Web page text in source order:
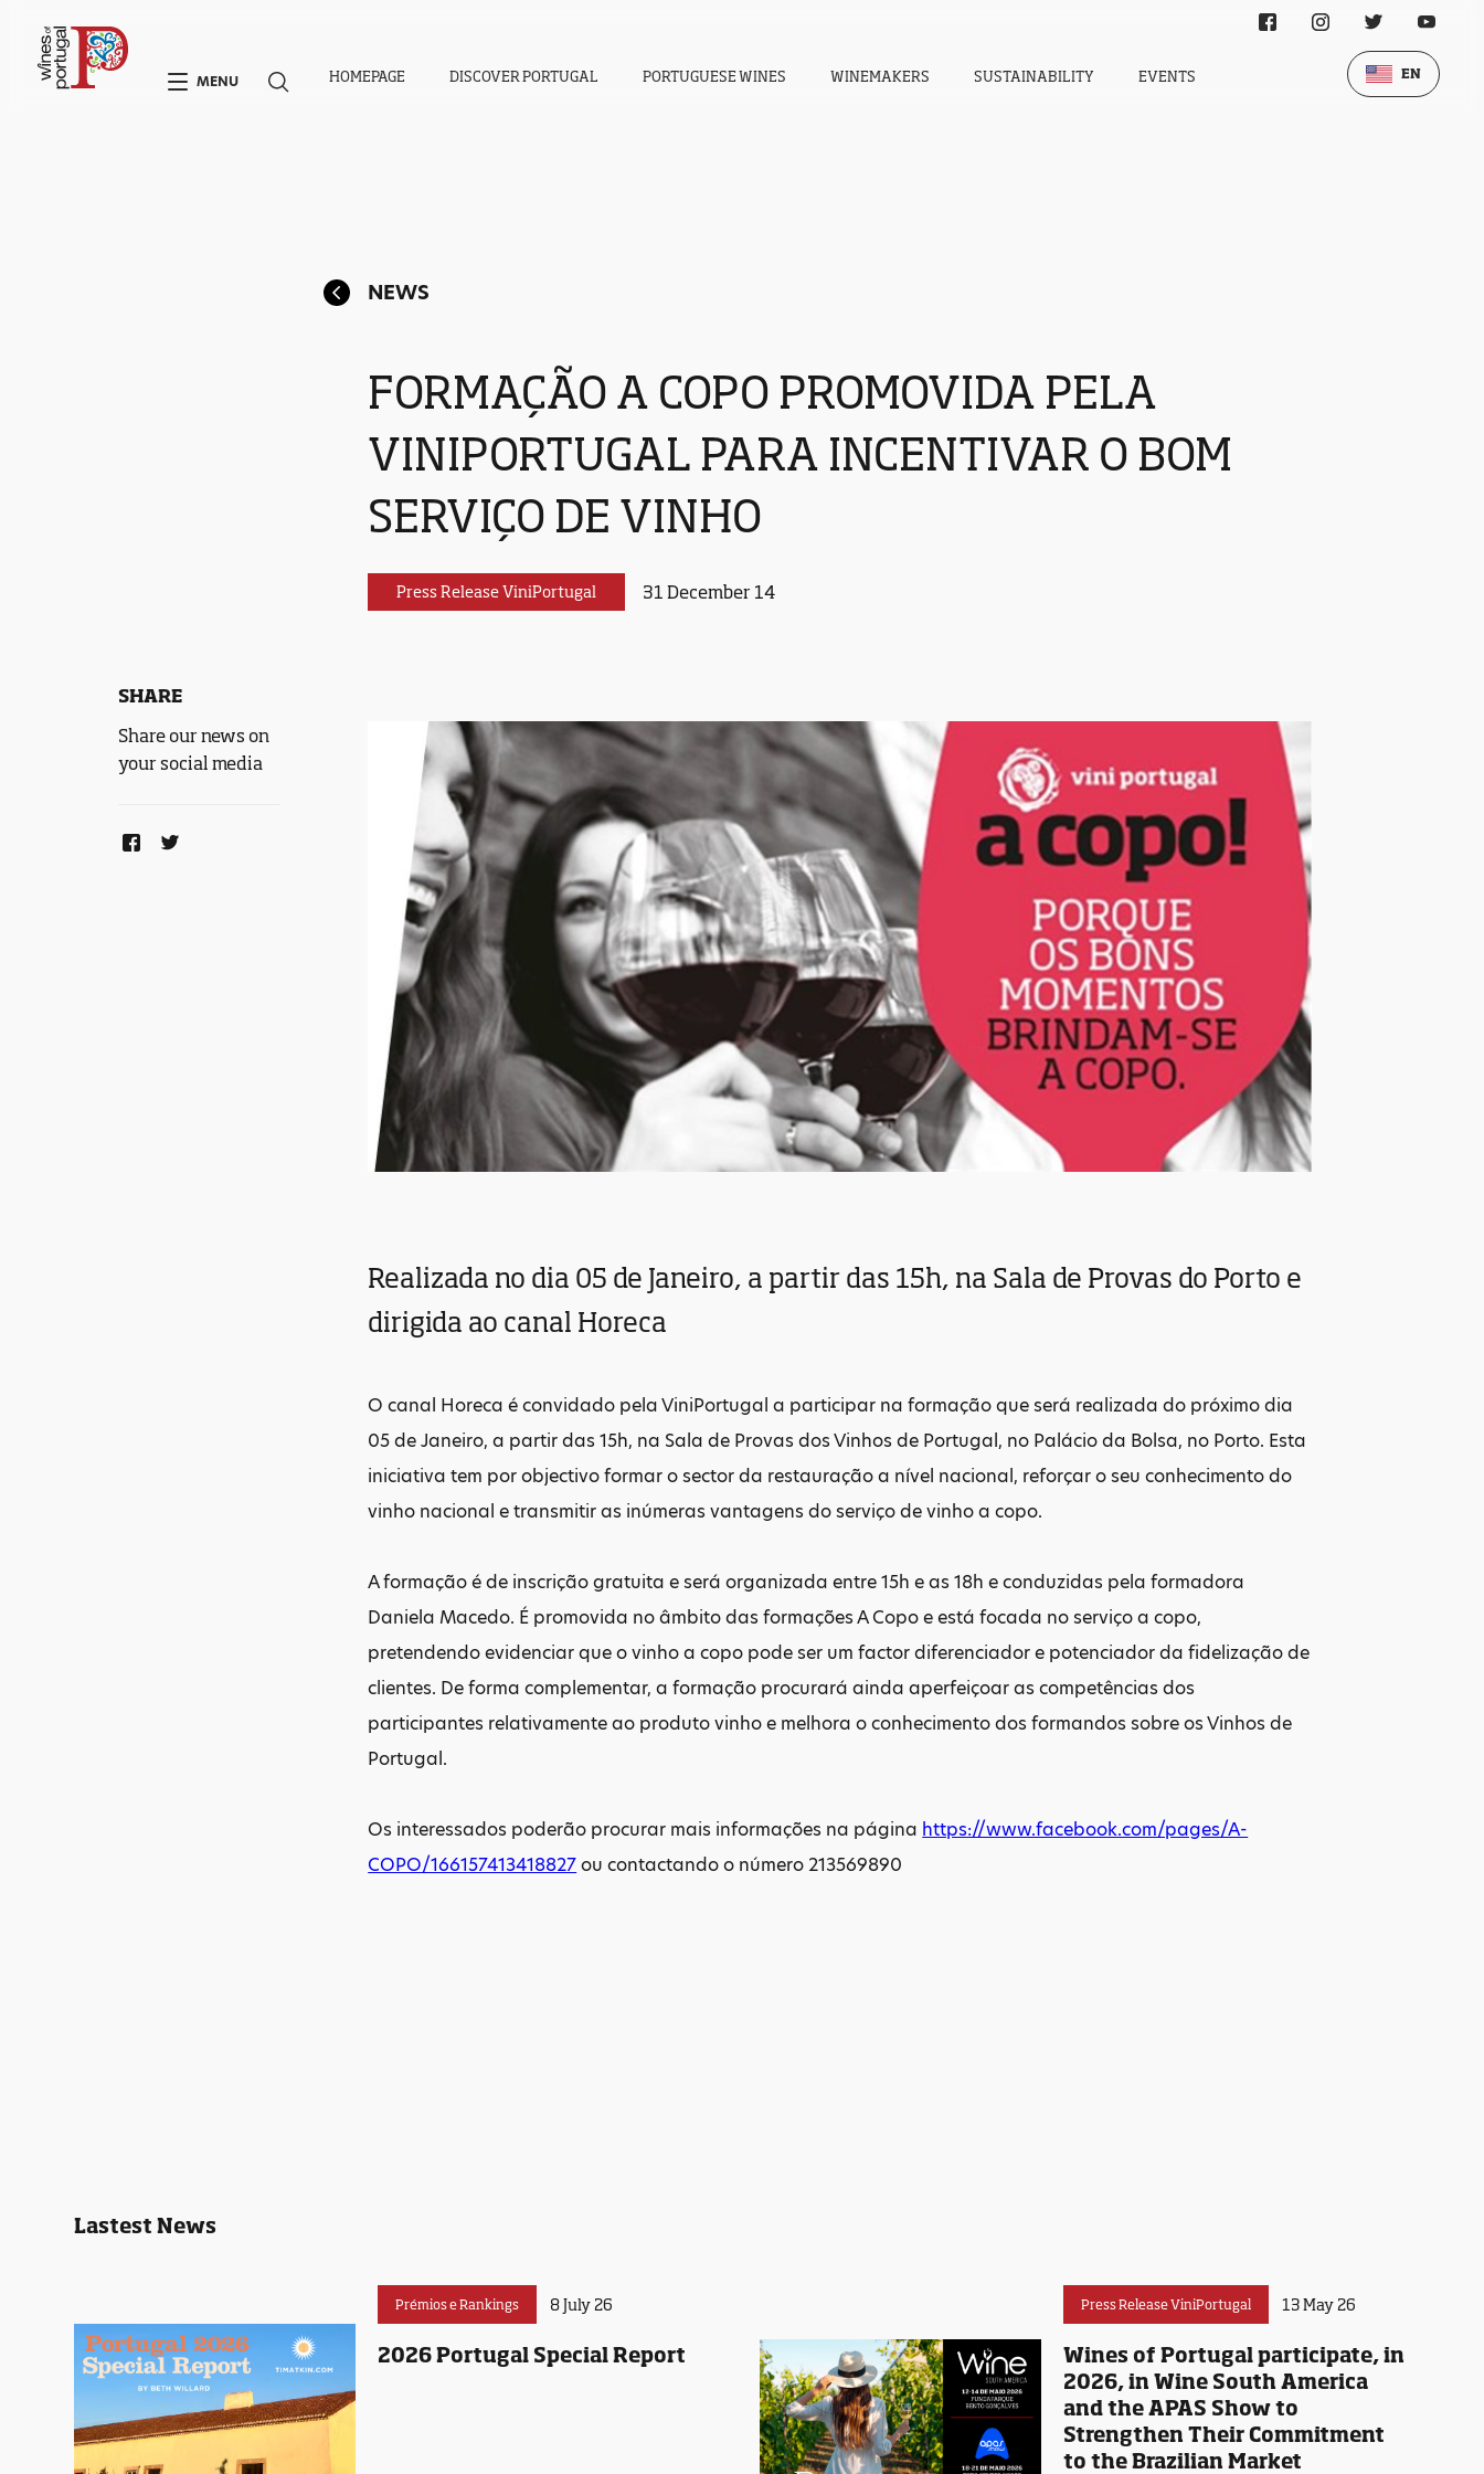
NEWS
FORMAÇÃO A COPO PROMOVIDA PELA
VINIPORTUGAL PARA INCENTIVAR O BOM
SERVIÇO DE VINHO
Press Release ViniPortugal 31 December 14
SHARE
Share our news on
your social media
Realizada no dia 05 de Janeiro, a partir das 15h, na Sala de Provas do Porto e
dirigida ao canal Horeca
O canal Horeca é convidado pela ViniPortugal a participar na formação que será realizada do próximo dia
05 de Janeiro, a partir das 15h, na Sala de Provas dos Vinhos de Portugal, no Palácio da Bolsa, no Porto. Esta
iniciativa tem por objectivo formar o sector da restauração a nível nacional, reforçar o seu conhecimento do
vinho nacional e transmitir as inúmeras vantagens do serviço de vinho a copo.
A formação é de inscrição gratuita e será organizada entre 15h e as 18h e conduzidas pela formadora
Daniela Macedo. É promovida no âmbito das formações A Copo e está focada no serviço a copo,
pretendendo evidenciar que o vinho a copo pode ser um factor diferenciador e potenciador da fidelização de
clientes. De forma complementar, a formação procurará ainda aperfeiçoar as competências dos
participantes relativamente ao produto vinho e melhora o conhecimento dos formandos sobre os Vinhos de
Portugal.
Os interessados poderão procurar mais informações na página https://www.facebook.com/pages/A-
COPO/166157413418827ou contactando o número 213569890
Lastest News
Prémios e Rankings 8 July 26
2026 Portugal Special Report
Press Release ViniPortugal 13 May 26
Wines of Portugal participate, in
2026, in Wine South America
and the APAS Show to
Strengthen Their Commitment
to the Brazilian Market
MENU HOMEPAGE DISCOVER PORTUGAL PORTUGUESE WINES WINEMAKERS SUSTAINABILITY EVENTS EN